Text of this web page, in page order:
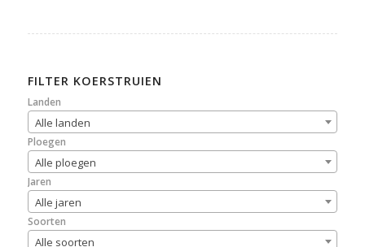
FILTER KOERSTRUIEN
Landen
Alle landen
Ploegen
Alle ploegen
Jaren
Alle jaren
Soorten
Alle soorten